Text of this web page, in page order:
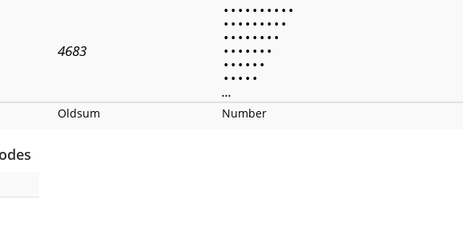
4683
• • • • • • • • • •
• • • • • • • • •
• • • • • • • •
• • • • • • •
• • • • • •
• • • • •
...
Oldsum Number